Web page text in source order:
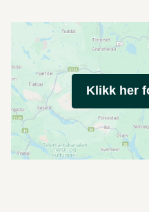
Klikk her